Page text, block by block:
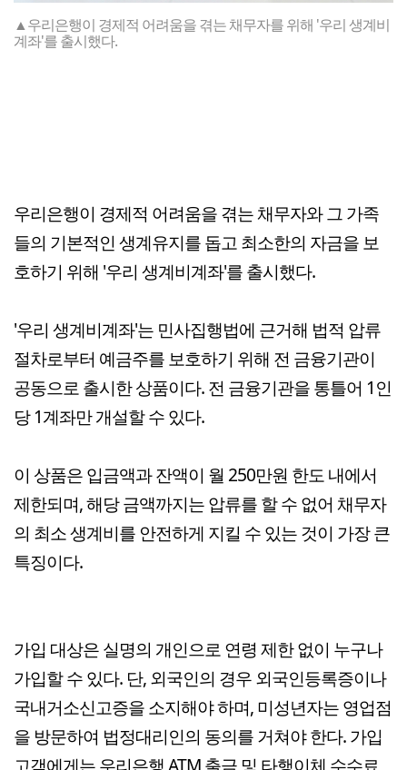
▲우리은행이 경제적 어려움을 겪는 채무자를 위해 '우리 생계비
계좌'를 출시했다.
우리은행이 경제적 어려움을 겪는 채무자와 그 가족
들의 기본적인 생계유지를 돕고 최소한의 자금을 보
호하기 위해 '우리 생계비계좌'를 출시했다.
'우리 생계비계좌'는 민사집행법에 근거해 법적 압류
절차로부터 예금주를 보호하기 위해 전 금융기관이
공동으로 출시한 상품이다. 전 금융기관을 통틀어 1인
당 1계좌만 개설할 수 있다.
이 상품은 입금액과 잔액이 월 250만원 한도 내에서
제한되며, 해당 금액까지는 압류를 할 수 없어 채무자
의 최소 생계비를 안전하게 지킬 수 있는 것이 가장 큰
특징이다.
가입 대상은 실명의 개인으로 연령 제한 없이 누구나
가입할 수 있다. 단, 외국인의 경우 외국인등록증이나
국내거소신고증을 소지해야 하며, 미성년자는 영업점
을 방문하여 법정대리인의 동의를 거쳐야 한다. 가입
고객에게는 우리은행 ATM 출금 및 타행이체 수수료